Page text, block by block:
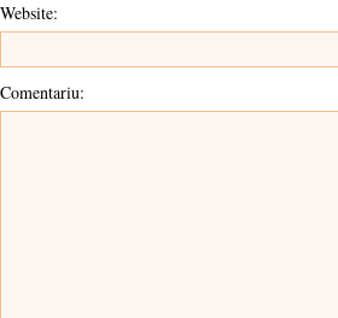
Website:
Comentariu: